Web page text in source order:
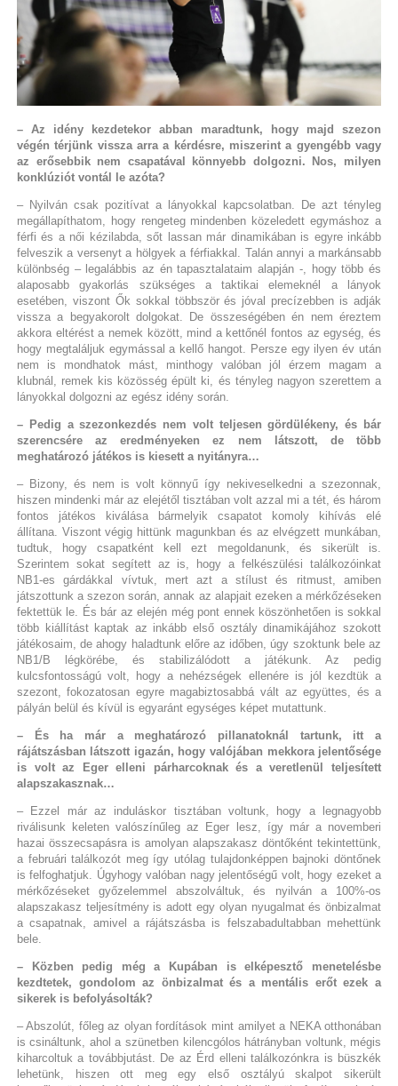
– Az idény kezdetekor abban maradtunk, hogy majd szezon
végén térjünk vissza arra a kérdésre, miszerint a gyengébb vagy
az erősebbik nem csapatával könnyebb dolgozni. Nos, milyen
konklúziót vontál le azóta?
– Nyilván csak pozitívat a lányokkal kapcsolatban. De azt tényleg
megállapíthatom, hogy rengeteg mindenben közeledett egymáshoz a
férfi és a női kézilabda, sőt lassan már dinamikában is egyre inkább
felveszik a versenyt a hölgyek a férfiakkal. Talán annyi a markánsabb
különbség – legalábbis az én tapasztalataim alapján -, hogy több és
alaposabb gyakorlás szükséges a taktikai elemeknél a lányok
esetében, viszont Ők sokkal többször és jóval precízebben is adják
vissza a begyakorolt dolgokat. De összeségében én nem éreztem
akkora eltérést a nemek között, mind a kettőnél fontos az egység, és
hogy megtaláljuk egymással a kellő hangot. Persze egy ilyen év után
nem is mondhatok mást, minthogy valóban jól érzem magam a
klubnál, remek kis közösség épült ki, és tényleg nagyon szerettem a
lányokkal dolgozni az egész idény során.
– Pedig a szezonkezdés nem volt teljesen gördülékeny, és bár
szerencsére az eredményeken ez nem látszott, de több
meghatározó játékos is kiesett a nyitányra…
– Bizony, és nem is volt könnyű így nekiveselkedni a szezonnak,
hiszen mindenki már az elejétől tisztában volt azzal mi a tét, és három
fontos játékos kiválása bármelyik csapatot komoly kihívás elé
állítana. Viszont végig hittünk magunkban és az elvégzett munkában,
tudtuk, hogy csapatként kell ezt megoldanunk, és sikerült is.
Szerintem sokat segített az is, hogy a felkészülési találkozóinkat
NB1-es gárdákkal vívtuk, mert azt a stílust és ritmust, amiben
játszottunk a szezon során, annak az alapjait ezeken a mérkőzéseken
fektettük le. És bár az elején még pont ennek köszönhetően is sokkal
több kiállítást kaptak az inkább első osztály dinamikájához szokott
játékosaim, de ahogy haladtunk előre az időben, úgy szoktunk bele az
NB1/B légkörébe, és stabilizálódott a játékunk. Az pedig
kulcsfontosságú volt, hogy a nehézségek ellenére is jól kezdtük a
szezont, fokozatosan egyre magabiztosabbá vált az együttes, és a
pályán belül és kívül is egyaránt egységes képet mutattunk.
– És ha már a meghatározó pillanatoknál tartunk, itt a
rájátszásban látszott igazán, hogy valójában mekkora jelentősége
is volt az Eger elleni párharcoknak és a veretlenül teljesített
alapszakasznak…
– Ezzel már az induláskor tisztában voltunk, hogy a legnagyobb
riválisunk keleten valószínűleg az Eger lesz, így már a novemberi
hazai összecsapásra is amolyan alapszakasz döntőként tekintettünk,
a februári találkozót meg így utólag tulajdonképpen bajnoki döntőnek
is felfoghatjuk. Úgyhogy valóban nagy jelentőségű volt, hogy ezeket a
mérkőzéseket győzelemmel abszolváltuk, és nyilván a 100%-os
alapszakasz teljesítmény is adott egy olyan nyugalmat és önbizalmat
a csapatnak, amivel a rájátszásba is felszabadultabban mehettünk
bele.
– Közben pedig még a Kupában is elképesztő menetelésbe
kezdtetek, gondolom az önbizalmat és a mentális erőt ezek a
sikerek is befolyásolták?
– Abszolút, főleg az olyan fordítások mint amilyet a NEKA otthonában
is csináltunk, ahol a szünetben kilencgólos hátrányban voltunk, mégis
kiharcoltuk a továbbjutást. De az Érd elleni találkozónkra is büszkék
lehetünk, hiszen ott meg egy első osztályú skalpot sikerült